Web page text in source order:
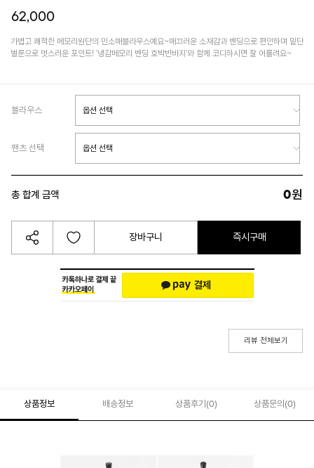
62,000
가볍고 쾌적한 메모리원단의 민소매블라우스예요~매끄러운 소재감과 밴딩으로 편안하며 밑단
벌룬으로 멋스러운 포인트! '냉감메모리 밴딩 호박반바지'와 함께 코디하시면 잘 어룰려요~
블라우스
팬츠 선택
총 합계 금액 0원
장바구니 즉시구매
리뷰 전체보기
상품정보 배송정보 상품후기(0) 상품문의 (0)